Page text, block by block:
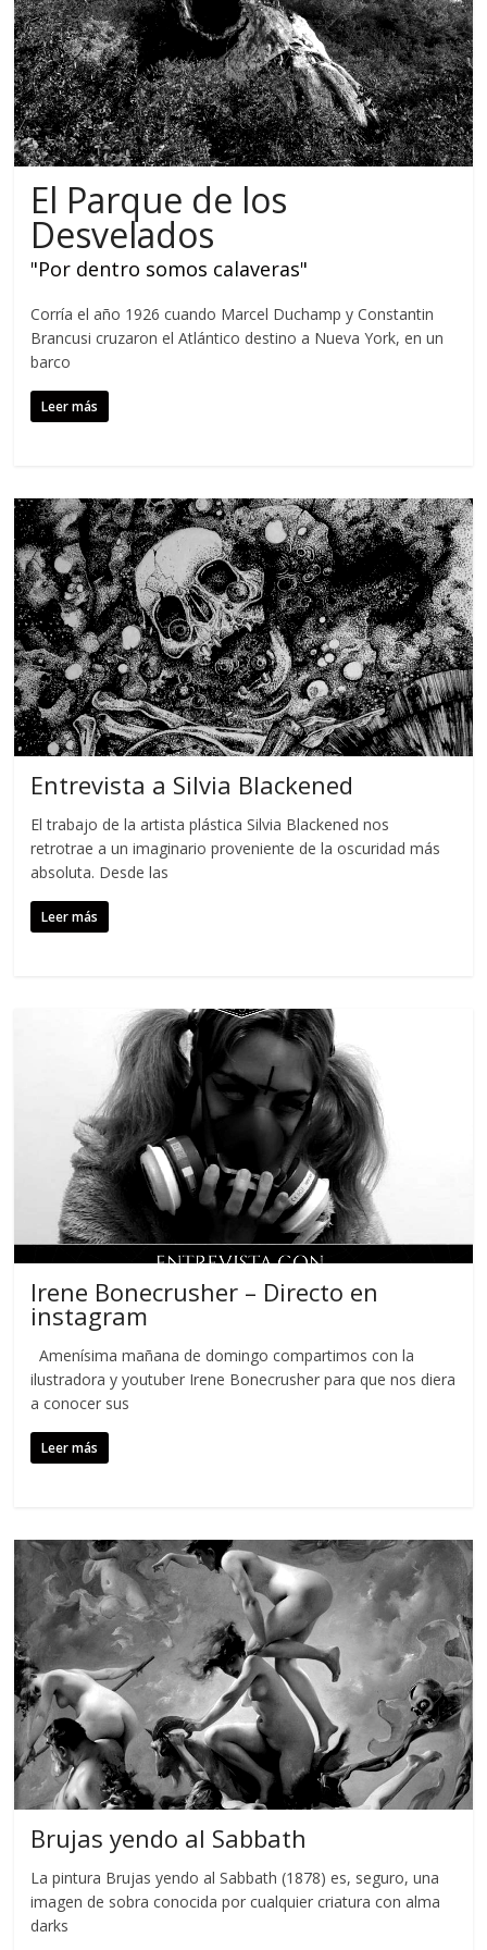
El Parque de los
Desvelados
"Por dentro somos calaveras"
Corría el año 1926 cuando Marcel Duchamp y Constantin
Brancusi cruzaron el Atlántico destino a Nueva York, en un
barco
Leer más
Entrevista a Silvia Blackened
El trabajo de la artista plástica Silvia Blackened nos
retrotrae a un imaginario proveniente de la oscuridad más
absoluta. Desde las
Leer más
Irene Bonecrusher – Directo en
instagram
Amenísima mañana de domingo compartimos con la
ilustradora y youtuber Irene Bonecrusher para que nos diera
a conocer sus
Leer más
Brujas yendo al Sabbath
La pintura Brujas yendo al Sabbath (1878) es, seguro, una
imagen de sobra conocida por cualquier criatura con alma
darks